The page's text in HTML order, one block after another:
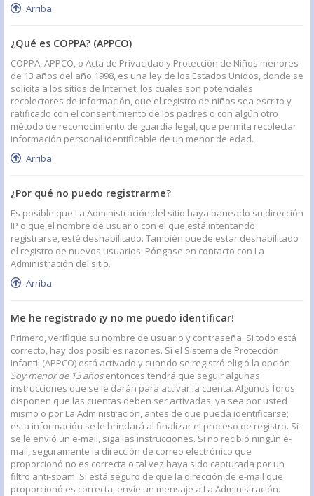
Arriba
¿Qué es COPPA? (APPCO)
COPPA, APPCO, o Acta de Privacidad y Protección de Niños menores
de 13 años del año 1998, es una ley de los Estados Unidos, donde se
solicita a los sitios de Internet, los cuales son potenciales
recolectores de información, que el registro de niños sea escrito y
ratificado con el consentimiento de los padres o con algún otro
método de reconocimiento de guardia legal, que permita recolectar
información personal identificable de un menor de edad.
Arriba
¿Por qué no puedo registrarme?
Es posible que La Administración del sitio haya baneado su dirección
IP o que el nombre de usuario con el que está intentando
registrarse, esté deshabilitado. También puede estar deshabilitado
el registro de nuevos usuarios. Póngase en contacto con La
Administración del sitio.
Arriba
Me he registrado ¡y no me puedo identificar!
Primero, verifique su nombre de usuario y contraseña. Si todo está
correcto, hay dos posibles razones. Si el Sistema de Protección
Infantil (APPCO) está activado y cuando se registró eligió la opción
Soy menor de 13 añosentonces tendrá que seguir algunas
instrucciones que se le darán para activar la cuenta. Algunos foros
disponen que las cuentas deben ser activadas, ya sea por usted
mismo o por La Administración, antes de que pueda identificarse;
esta información se le brindará al finalizar el proceso de registro. Si
se le envió un e-mail, siga las instrucciones. Si no recibió ningún e-
mail, seguramente la dirección de correo electrónico que
proporcionó no es correcta o tal vez haya sido capturada por un
filtro anti-spam. Si está seguro de que la dirección de e-mail que
proporcionó es correcta, envíe un mensaje a La Administración.